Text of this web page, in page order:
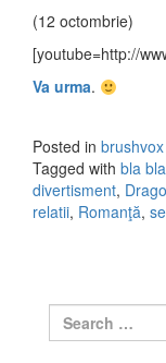
(12 octombrie)
[youtube=http://
Va urma.
Posted in brushvox
Tagged with bla
divertisment,
relatii, Romanţă,
Search for: